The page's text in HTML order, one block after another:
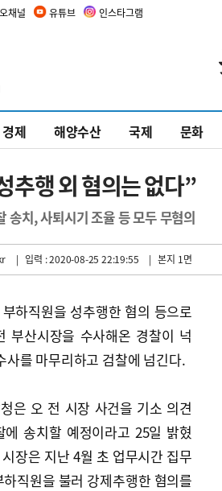
채널 유튜브 인스타그램
경제 해양수산 국제 문화
추행 외 혐의는 없다”
송치, 사퇴시기 조율 등 모두 무혐의
| 입력 : 2020-08-25 22:19:55 | 본지 1면
하직원을 성추행한 혐의 등으로
부산시장을 수사해온 경찰이 넉
사를 마무리하고 검찰에 넘긴다.
은 오 전 시장 사건을 기소 의견
에 송치할 예정이라고 25일 밝혔
장은 지난 4월 초 업무시간 집무
하직원을 불러 강제추행한 혐의를